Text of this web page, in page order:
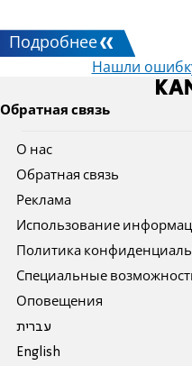
Подробнее
Нашли
Обратная связь
О нас
Обратная связь
Реклама
Использование
Политика
Специальные
Оповещения
עברית
English